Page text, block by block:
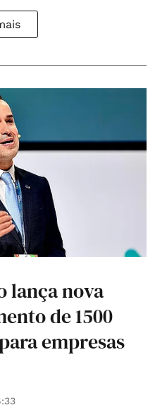
lança nova
de 1500
empresas